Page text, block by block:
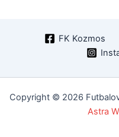
FK Kozmos
Copyright © 2026
Astra